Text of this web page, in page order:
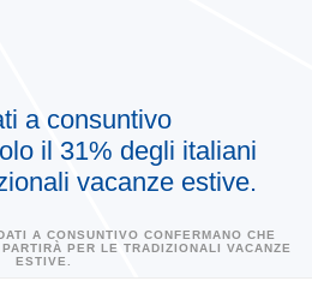
a consuntivo
il 31% degli italiani
vacanze estive.
A CONSUNTIVO CONFERMANO CHE
PER LE TRADIZIONALI VACANZE
ESTIVE.